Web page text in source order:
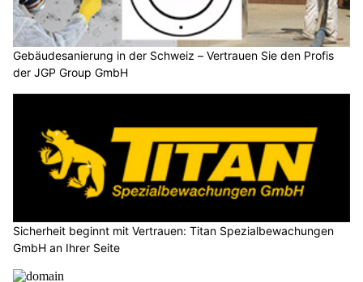
Gebäudesanierung in der Schweiz – Vertrauen Sie den Profis
der JGP Group GmbH
Sicherheit beginnt mit Vertrauen: Titan Spezialbewachungen
GmbH an Ihrer Seite